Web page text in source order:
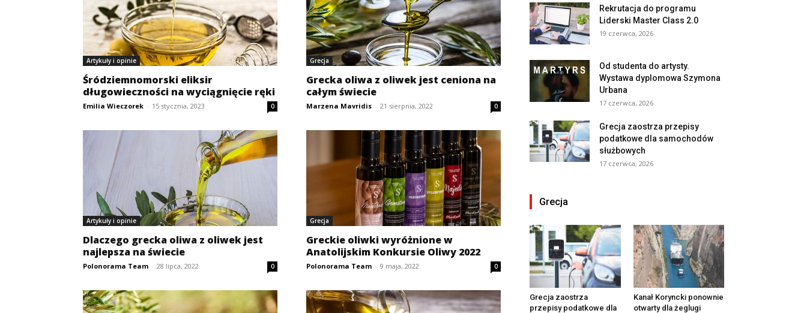
Artykuły i opinie
Śródziemnomorski eliksir
długowieczności na wyciągnięcie ręki
Emilia Wieczorek - 15 stycznia, 2023 0
Grecja
Grecka oliwa z oliwek jest ceniona na
całym świecie
Marzena Mavridis - 21 sierpnia, 2022 0
Artykuły i opinie
Dlaczego grecka oliwa z oliwek jest
najlepsza na świecie
Polonorama Team - 28 lipca, 2022 0
Grecja
Greckie oliwki wyróżnione w
Anatolijskim Konkursie Oliwy 2022
Polonorama Team - 9 maja, 2022 0
Rekrutacja do programu
Liderski Master Class 2.0
19 czerwca, 2026
Od studenta do artysty.
Wystawa dyplomowa Szymona
Urbana
17 czerwca, 2026
Grecja zaostrza przepisy
podatkowe dla samochodów
służbowych
17 czerwca, 2026
Grecja
Grecja zaostrza
przepisy podatkowe dla
Kanał Koryncki ponownie
otwarty dla żeglugi